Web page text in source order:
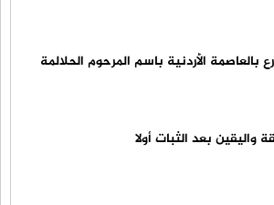
بالعاصمة الأردنية باسم المرحوم الحلالمة
واليقين بعد الثبات أولا